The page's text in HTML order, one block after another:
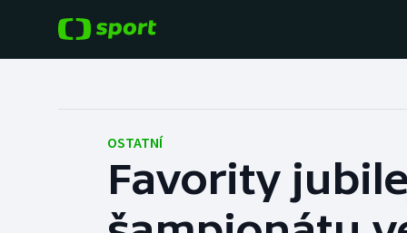
Hokej
Tenis
Baseball a softbal
Basketbal
OSTATNÍ
Favority